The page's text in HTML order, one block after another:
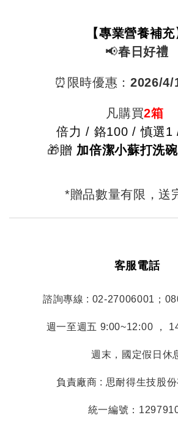
【專業營養補充
📢春日好禮
⏰限時優惠： 2026/4/
凡購買2箱
倍力 / 鉻100 /慎選1
🎁贈 加倍潔小蘇打洗
*贈品數量有限，送
客服電話
諮詢專線 : 02-27006001；
週一至週五 9:00~12:00 ，
週末，國定假日休
負責廠商 : 思耐得生技股份
統一編號：